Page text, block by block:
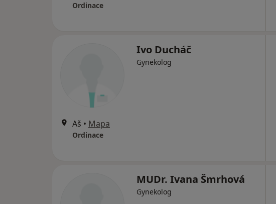
Ordinace
Ivo Ducháč
Gynekolog
Aš • Mapa
Ordinace
MUDr. Ivana Šmrhová
Gynekolog